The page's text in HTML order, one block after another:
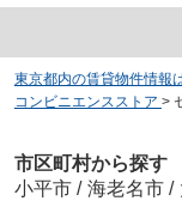
東京都内の賃貸物件情報
コンビニエンスストア >
市区町村から探す
小平市 / 海老名市 /